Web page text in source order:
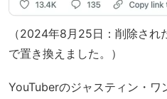
（2024年8月25日：削除され
で置き換えました。）
YouTuberのジャスティン・ワ